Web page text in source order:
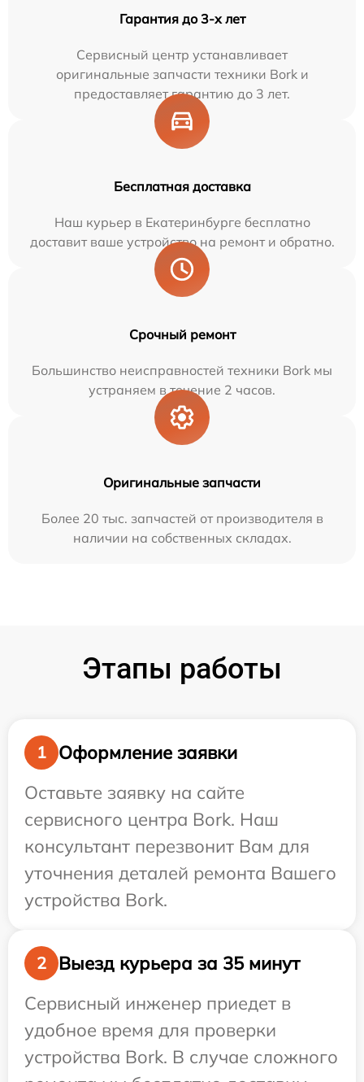
Гарантия до 3-х лет
Сервисный центр устанавливает
оригинальные запчасти техники Bork и
предоставляет гарантию до 3 лет.
Бесплатная доставка
Наш курьер в Екатеринбурге бесплатно
доставит ваше устройство на ремонт и обратно.
Срочный ремонт
Большинство неисправностей техники Bork мы
устраняем в течение 2 часов.
Оригинальные запчасти
Более 20 тыс. запчастей от производителя в
наличии на собственных складах.
Этапы работы
1
Оформление заявки
Оставьте заявку на сайте
сервисного центра Bork. Наш
консультант перезвонит Вам для
уточнения деталей ремонта Вашего
устройства Bork.
2
Выезд курьера за 35 минут
Сервисный инженер приедет в
удобное время для проверки
устройства Bork. В случае сложного